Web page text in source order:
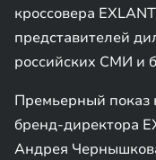
кроссовера
представителей
российских СМИ и
Премьерный показ
бренд-директора
Андрея